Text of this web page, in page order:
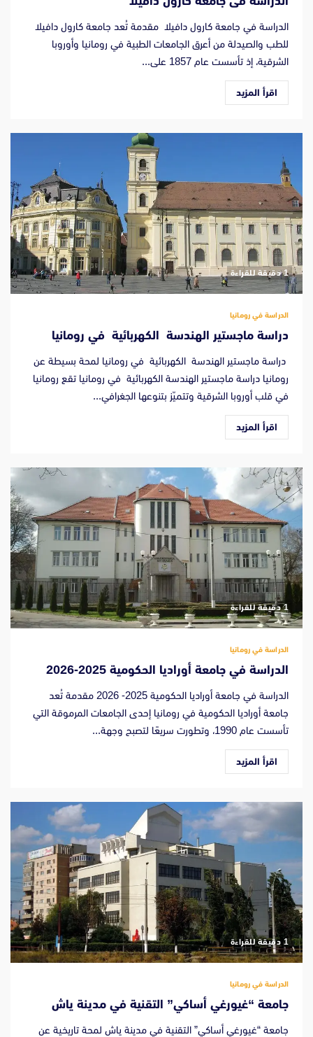
الدراسة في جامعة كارول دافيلا مقدمة تُعد جامعة كارول دافيلا
للطب والصيدلة من أعرق الجامعات الطبية في رومانيا وأوروبا
الشرقية، إذ تأسست عام 1857 على...
اقرأ المزيد
‫1 دقيقة للقراءة
الدراسة في رومانيا
دراسة ماجستير الهندسة الكهربائية في رومانيا
دراسة ماجستير الهندسة الكهربائية في رومانيا لمحة بسيطة عن
رومانيا دراسة ماجستير الهندسة الكهربائية في رومانيا تقع رومانيا
في قلب أوروبا الشرقية وتتميّز بتنوعها الجغرافي...
اقرأ المزيد
‫1 دقيقة للقراءة
الدراسة في رومانيا
الدراسة في جامعة أوراديا الحكومية 2025-2026
الدراسة في جامعة أوراديا الحكومية 2025- 2026 مقدمة تُعد
جامعة أوراديا الحكومية في رومانيا إحدى الجامعات المرموقة التي
تأسست عام 1990، وتطورت سريعًا لتصبح وجهة...
اقرأ المزيد
‫1 دقيقة للقراءة
الدراسة في رومانيا
جامعة “غيورغي أساكي” التقنية في مدينة ياش
جامعة “غيورغي أساكي” التقنية في مدينة ياش لمحة تاريخية عن